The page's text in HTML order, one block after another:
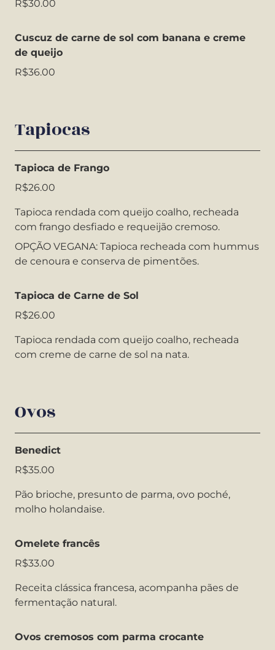
R$30.00
Cuscuz de carne de sol com banana e creme
de queijo
R$36.00
Tapiocas
Tapioca de Frango
R$26.00
Tapioca rendada com queijo coalho, recheada
com frango desfiado e requeijão cremoso.
OPÇÃO VEGANA: Tapioca recheada com hummus
de cenoura e conserva de pimentões.
Tapioca de Carne de Sol
R$26.00
Tapioca rendada com queijo coalho, recheada
com creme de carne de sol na nata.
Ovos
Benedict
R$35.00
Pão brioche, presunto de parma, ovo poché,
molho holandaise.
Omelete francês
R$33.00
Receita clássica francesa, acompanha pães de
fermentação natural.
Ovos cremosos com parma crocante